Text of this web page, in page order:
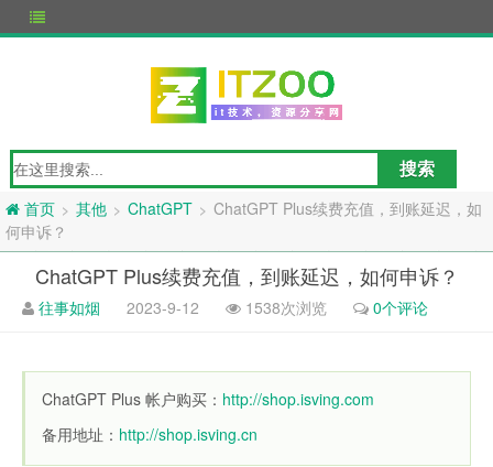
首页 > 其他 > ChatGPT > ChatGPT Plus续费充值，到账延迟，如
何申诉？
ChatGPT Plus续费充值，到账延迟，如何申诉？
往事如烟 2023-9-12 1538次浏览 0个评论
ChatGPT Plus 帐户购买： http://shop.isving.com
备用地址： http://shop.isving.cn